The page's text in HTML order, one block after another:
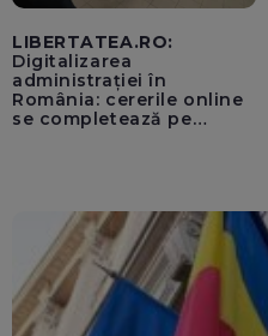
LIBERTATEA.RO:
Digitalizarea
administrației în
România: cererile online
se completează pe